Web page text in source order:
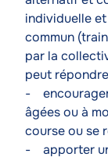
individuelle
commun
par la
peut
- encourager
âgées ou à
course ou se
- apporter